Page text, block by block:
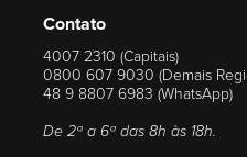
Contato
4007 2310 (Capitais)
0800 607 9030 (Demais
48 9 8807 6983 (WhatsApp)
De 2ª a 6ª das 8h às 18h.